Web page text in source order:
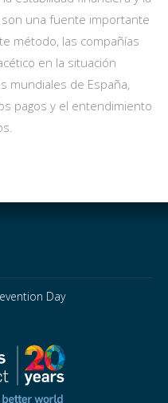
una fuente importante
método, las compañías
en la situación
mundiales de España,
pagos y el entendimiento
Day